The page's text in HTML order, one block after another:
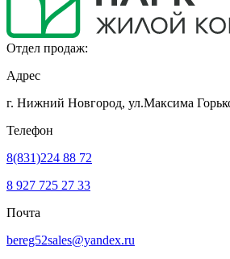
Отдел продаж:
Адрес
г. Нижний Новгород, ул.Максима
Телефон
8(831)224 88 72
8 927 725 27 33
Почта
bereg52sales@yandex.ru